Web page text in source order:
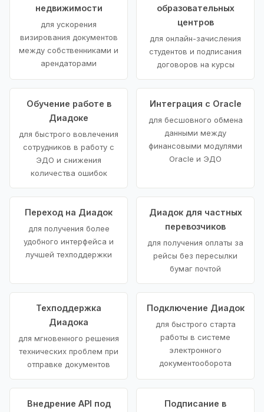
недвижимости
для ускорения
визирования документов
между собственниками и
арендаторами
образовательных
центров
для онлайн-зачисления
студентов и подписания
договоров на курсы
Обучение работе в
Диадоке
для быстрого вовлечения
сотрудников в работу с
ЭДО и снижения
количества ошибок
Интеграция с Oracle
для бесшовного обмена
данными между
финансовыми модулями
Oracle и ЭДО
Переход на Диадок
для получения более
удобного интерфейса и
лучшей техподдержки
Диадок для частных
перевозчиков
для получения оплаты за
рейсы без пересылки
бумаг почтой
Техподдержка
Диадока
для мгновенного решения
технических проблем при
отправке документов
Подключение Диадок
для быстрого старта
работы в системе
электронного
документооборота
Внедрение API под
Подписание в